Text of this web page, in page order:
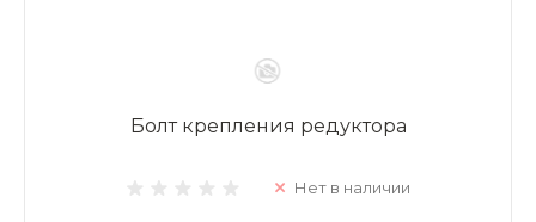
Болт крепления редуктора
Нет в наличии